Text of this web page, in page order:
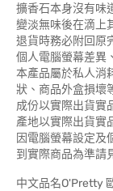
擴香石本身沒有味
變淡無味後在滴上
退貨時務必附回原
個人電腦螢幕差異
本產品屬於私人消
狀、商品外盒損壞
成份以實際出貨實
產地以實際出貨實
因電腦螢幕設定及
到實際商品為準請
中文品名O'Pretty